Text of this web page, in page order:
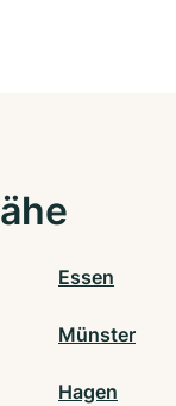
Essen
Münster
Hagen